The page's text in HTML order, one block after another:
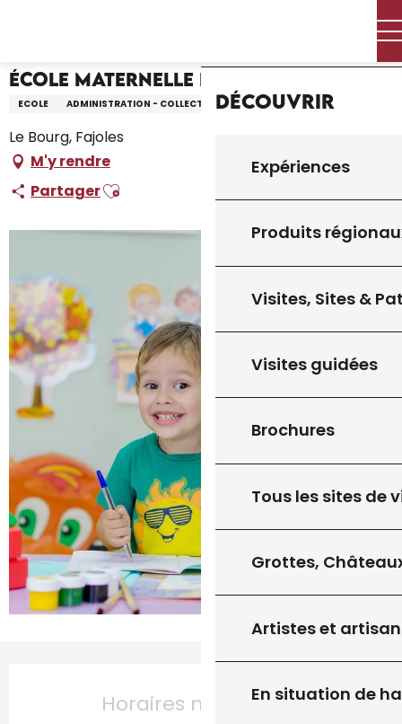
principal
Découvrir
Expériences
Produits
Visites, Sites &
Visites guidées
Brochures
Tous les sites de
Grottes,
Artistes et
En situation de
École Maternelle de Fajoles
ECOLE ADMINISTRATION - COLLECTIVITÉ
Le Bourg, Fajoles
M'y rendre
PartagerAjouter aux favoris
Horaires non définis